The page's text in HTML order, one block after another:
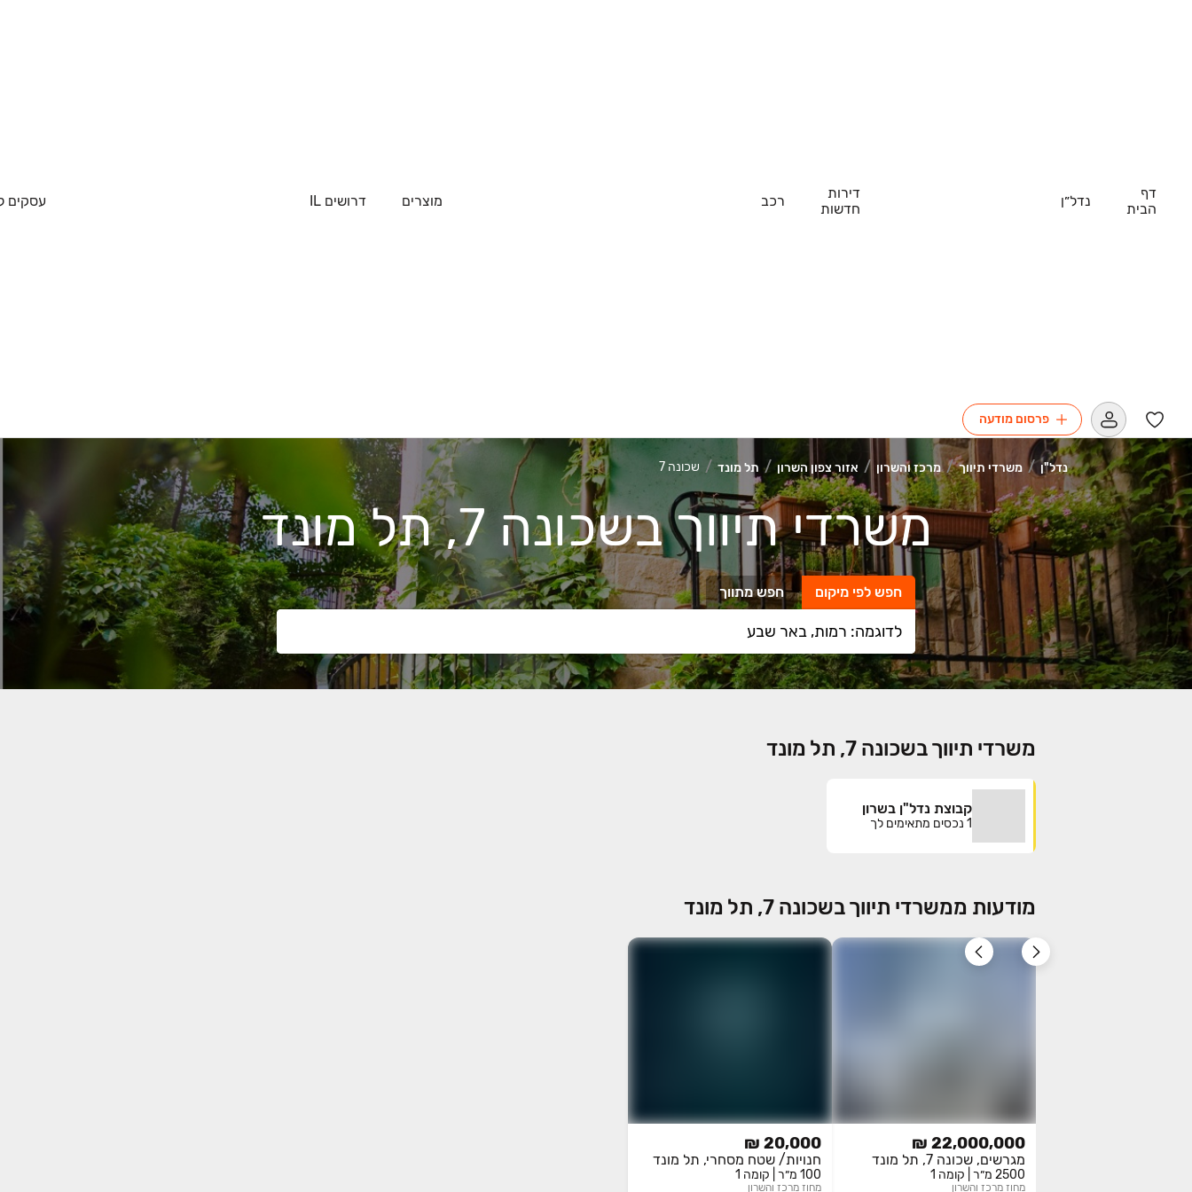
דף
הבית
נדל״ן
דירות
חדשות
רכב מוצרים דרושים IL עסקים
פרסום מודעה
נדל"ן משרדי תיווך מרכז והשרון אזור צפון השרון תל מונד שכונה 7
משרדי תיווך בשכונה 7, תל מונד
חפש לפי מיקום חפש מתווך
משרדי תיווך בשכונה 7, תל מונד
קבוצת נדל"ן בשרון
1 נכסים מתאימים לך
מודעות ממשרדי תיווך בשכונה 7, תל מונד
22,000,000 ₪
מגרשים, שכונה 7, תל מונד
2500 מ״ר | קומה 1
מחוז מרכז והשרון
20,000 ₪
חנויות/ שטח מסחרי, תל מונד
100 מ״ר | קומה 1
מחוז מרכז והשרון